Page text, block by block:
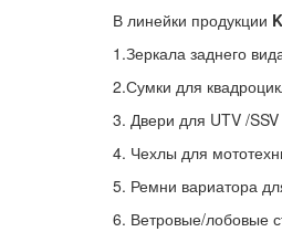
В линейки продукции
1.Зеркала заднего
2.Сумки для
3. Двери для UTV /
4. Чехлы для
5. Ремни вариатора
6. Ветровые/лобовые